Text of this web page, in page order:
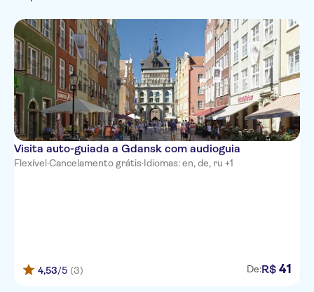
Visita auto-guiada a Gdansk com audioguia
Flexível·Cancelamento grátis·Idiomas: en, de, ru +1
4,53/5 (3) De:R$ 41